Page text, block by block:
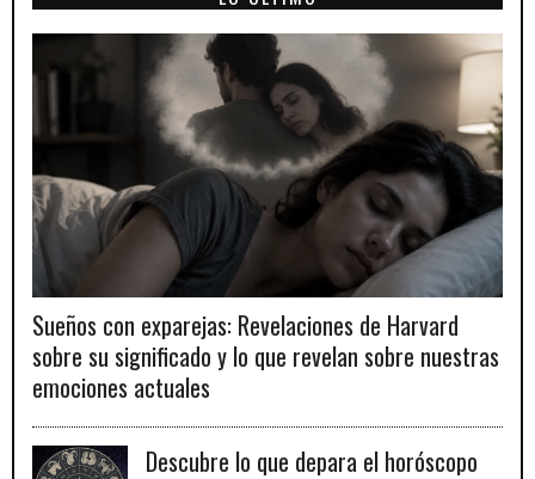
Sueños con exparejas: Revelaciones de Harvard
sobre su significado y lo que revelan sobre nuestras
emociones actuales
Descubre lo que depara el horóscopo